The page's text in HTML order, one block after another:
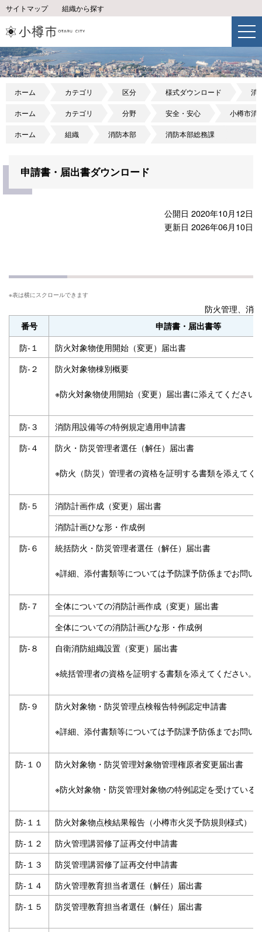
サイトマップ 組織から探す
ホーム カテゴリ 区分 様式ダウンロード 消
ホーム カテゴリ 分野 安全・安心 小樽市消
ホーム 組織 消防本部 消防本部総務課
申請書・届出書ダウンロード
公開日 2020年10月12日
更新日 2026年06月10日
防火管理、消
番号 申請書・届出書等
防‐１
防火対象物使用開始（変更）届出書
防‐２
防火対象物棟別概要
※防火対象物使用開始（変更）届出書に添えてください
防‐３
消防用設備等の特例規定適用申請書
防‐４
防火・防災管理者選任（解任）届出書
※防火（防災）管理者の資格を証明する書類を添えてく
防‐５
消防計画作成（変更）届出書
消防計画ひな形・作成例
防‐６
統括防火・防災管理者選任（解任）届出書
※詳細、添付書類等については予防課予防係までお問い
防‐７
全体についての消防計画作成（変更）届出書
全体についての消防計画ひな形・作成例
防‐８
自衛消防組織設置（変更）届出書
※統括管理者の資格を証明する書類を添えてください。
防‐９ 防火対象物・防災管理点検報告特例認定申請書
※詳細、添付書類等については予防課予防係までお問い
防‐１０ 防火対象物・防災管理対象物管理権原者変更届出書
※防火対象物・防災管理対象物の特例認定を受けている
防‐１１
防火対象物点検結果報告（小樽市火災予防規則様式）
防‐１２
防火管理講習修了証再交付申請書
防‐１３
防災管理講習修了証再交付申請書
防‐１４
防火管理教育担当者選任（解任）届出書
防‐１５
防災管理教育担当者選任（解任）届出書